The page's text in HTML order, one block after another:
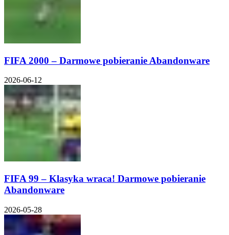
FIFA 2000 – Darmowe pobieranie Abandonware
2026-06-12
FIFA 99 – Klasyka wraca! Darmowe pobieranie
Abandonware
2026-05-28